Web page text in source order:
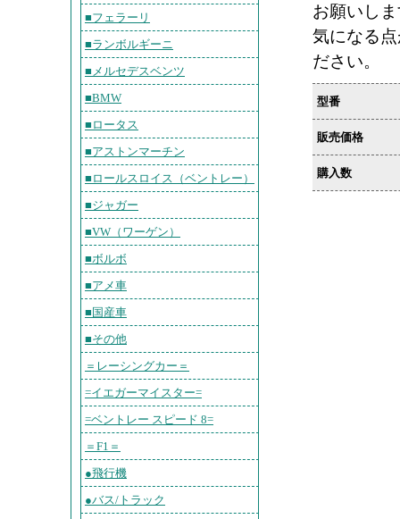
■フェラーリ
■ランボルギーニ
■メルセデスベンツ
■BMW
■ロータス
■アストンマーチン
■ロールスロイス（ベントレー）
■ジャガー
■VW（ワーゲン）
■ボルボ
■アメ車
■国産車
■その他
＝レーシングカー＝
=イエガーマイスター=
=ベントレー スピード 8=
＝F1＝
●飛行機
●バス/トラック
お願いし
気になる
ださい。
型番
販売価格
購入数